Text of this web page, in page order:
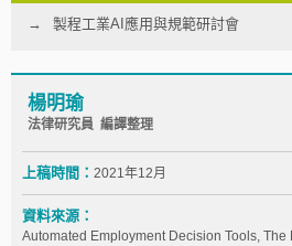
製程工業AI應用與規範研討會
楊明瑜
法律研究員 編譯整理
上稿時間： 2021年12月
資料來源：
Automated Employment Decision Tools,